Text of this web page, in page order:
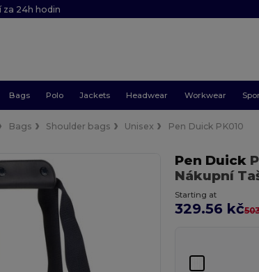
za 24h hodin
Bags Polo Jackets Headwear Workwear
Bags Shoulder bags Unisex Pen Duick PK010
Pen Duick
Nákupní
Starting at
329.56 kč